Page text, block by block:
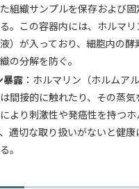
組織サンプルを保存および
。この容器内には、ホルマ
）が入っており、細胞内の
の分解を防ぐ。
暴露 ：ホルマリン（ホルムア
間接的に触れたり、その蒸気
より刺激性や発癌性を持つ
適切な取り扱いがないと健康
。